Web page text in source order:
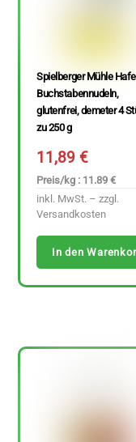
Spielberger Mühle
Buchstabennudeln,
glutenfrei, demeter 4
zu 250 g
11,89€
Preis/kg : 11.89 €
inkl. MwSt. – zzgl.
Versandkosten
In den